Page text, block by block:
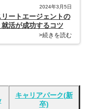
2024年3月5日
リートエージェントの
活が成功するコツ
>続きを読む
キャリアパーク(新
卒)